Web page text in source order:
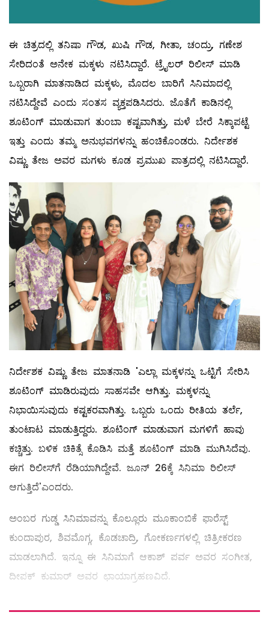
ಈ ಚಿತ್ರದಲ್ಲಿ ತನಿಷಾ ಗೌಡ, ಖುಷಿ ಗೌಡ, ಗೀತಾ, ಚಂದ್ರು, ಗಣೇಶ
ಸೇರಿದಂತೆ ಅನೇಕ ಮಕ್ಕಳು ನಟಿಸಿದ್ದಾರೆ. ಟ್ರೈಲರ್ ರಿಲೀಸ್ ಮಾಡಿ
ಒಬ್ಬರಾಗಿ ಮಾತನಾಡಿದ ಮಕ್ಕಳು, ಮೊದಲ ಬಾರಿಗೆ ಸಿನಿಮಾದಲ್ಲಿ
ನಟಿಸಿದ್ದೇವೆ ಎಂದು ಸಂತಸ ವ್ಯಕ್ತಪಡಿಸಿದರು. ಜೊತೆಗೆ ಕಾಡಿನಲ್ಲಿ
ಶೂಟಿಂಗ್ ಮಾಡುವಾಗ ತುಂಬಾ ಕಷ್ಟವಾಗಿತ್ತು, ಮಳೆ ಬೇರೆ ಸಿಕ್ಕಾಪಟ್ಟೆ
ಇತ್ತು ಎಂದು ತಮ್ಮ ಅನುಭವಗಳನ್ನು ಹಂಚಿಕೊಂಡರು. ನಿರ್ದೇಶಕ
ವಿಷ್ಣು ತೇಜ ಅವರ ಮಗಳು ಕೂಡ ಪ್ರಮುಖ ಪಾತ್ರದಲ್ಲಿ ನಟಿಸಿದ್ದಾರೆ.
ನಿರ್ದೇಶಕ ವಿಷ್ಣು ತೇಜ ಮಾತನಾಡಿ 'ಎಲ್ಲಾ ಮಕ್ಕಳನ್ನು ಒಟ್ಟಿಗೆ ಸೇರಿಸಿ
ಶೂಟಿಂಗ್ ಮಾಡಿರುವುದು ಸಾಹಸವೇ ಆಗಿತ್ತು. ಮಕ್ಕಳನ್ನು
ನಿಭಾಯಿಸುವುದು ಕಷ್ಟಕರವಾಗಿತ್ತು. ಒಬ್ಬರು ಒಂದು ರೀತಿಯ ತರ್ಲೆ,
ತುಂಟಾಟ ಮಾಡುತ್ತಿದ್ದರು. ಶೂಟಿಂಗ್ ಮಾಡುವಾಗ ಮಗಳಿಗೆ ಹಾವು
ಕಚ್ಚಿತ್ತು. ಬಳಿಕ ಚಿಕಿತ್ಸೆ ಕೊಡಿಸಿ ಮತ್ತೆ ಶೂಟಿಂಗ್ ಮಾಡಿ ಮುಗಿಸಿದೆವು.
ಈಗ ರಿಲೀಸ್‌‌ಗೆ ರೆಡಿಯಾಗಿದ್ದೇವೆ. ಜೂನ್ 26ಕ್ಕೆ ಸಿನಿಮಾ ರಿಲೀಸ್
ಆಗುತ್ತಿದೆ'ಎಂದರು.
ಅಂಬರ ಗುಡ್ಡ ಸಿನಿಮಾವನ್ನು ಕೊಲ್ಲೂರು ಮೂಕಾಂಬಿಕೆ ಫಾರೆಸ್ಟ್
ಕುಂದಾಪುರ, ಶಿವಮೊಗ್ಗ, ಕೊಡಚಾದ್ರಿ, ಗೋಕರ್ಣಗಳಲ್ಲಿ ಚಿತ್ರೀಕರಣ
ಮಾಡಲಾಗಿದೆ. ಇನ್ನೂ ಈ ಸಿನಿಮಾಗೆ ಆಕಾಶ್ ಪರ್ವ ಅವರ ಸಂಗೀತ,
ದೀಪಕ್ ಕುಮಾರ್ ಅವರ ಛಾಯಾಗ್ರಹಣವಿದೆ.